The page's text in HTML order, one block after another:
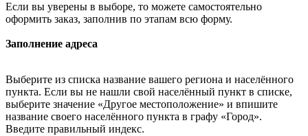
Если вы уверены в выборе, то можете самостоятельно
оформить заказ, заполнив по этапам всю форму.
Заполнение адреса
Выберите из списка название вашего региона и населённого
пункта. Если вы не нашли свой населённый пункт в списке,
выберите значение «Другое местоположение» и впишите
название своего населённого пункта в графу «Город».
Введите правильный индекс.